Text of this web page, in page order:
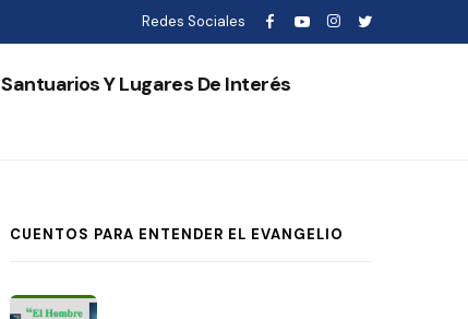
Redes Sociales
Santuarios Y Lugares De Interés
CUENTOS PARA ENTENDER EL EVANGELIO